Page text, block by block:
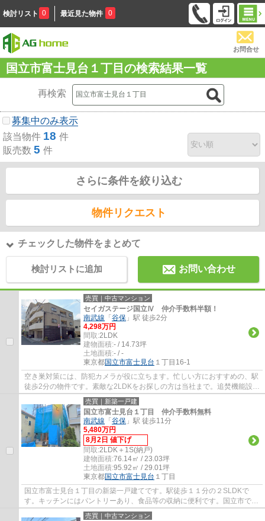
検討リスト 0 最近見た物件 0
お問合せ
国立市富士見台１丁目の検索結果一覧
再検索
募集中のみ表示
該当物件 18 件
販売数 5 件
さらに条件を絞り込む
物件リクエスト
チェックした物件をまとめて
検討リストに追加 お問い合わせ
売買｜中古マンション
セイガステージ国立Ⅳ 仲介手数料半額！
南武線 「 谷保 」駅 徒歩2分
4,298万円
間取:2LDK
建物面積:- / 14.73坪
土地面積:- / -
東京都国立市富士見台 １丁目16-1
空き巣対策には、防犯カメラが役に立ちます。忙しい方におすすめの、駅
徒歩2分の物件です。素敵な2LDKをお探しの方は当社まで。追焚機能設置
の浴室なので翌日の入浴にも利便性が高いで...
売買｜新築一戸建
国立市富士見台１丁目 仲介手数料無料
南武線 「 谷保 」駅 徒歩11分
5,480万円
8月2日 値下げ
間取:2LDK＋1S(納戸)
建物面積:76.14㎡ / 23.03坪
土地面積:95.92㎡ / 29.01坪
東京都国立市富士見台 １丁目
国立市富士見台１丁目の新築一戸建てです。駅徒歩１１分の２SLDKで
す。キッチンにはパントリーあり、食品等の収納に便利です。国立市でお
住まいをお探しなら地元密着型のエージーホー...
売買｜中古マンション